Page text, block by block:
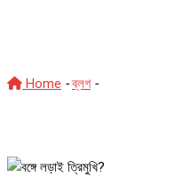
Home -ব্লগ -